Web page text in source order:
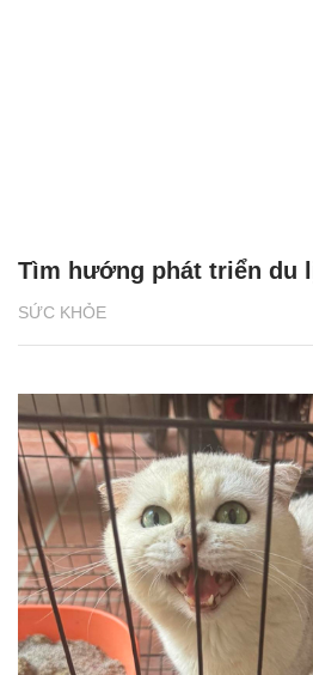
SỨC KHỎE
Tìm hướng phát triển du